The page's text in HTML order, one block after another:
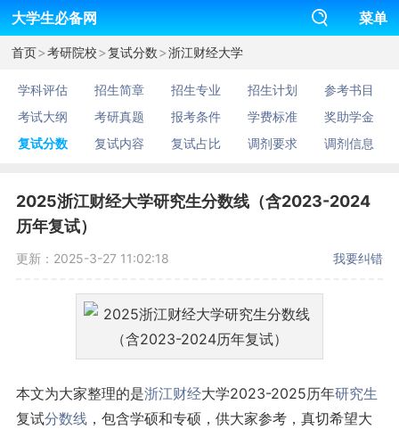
大学生必备网 菜单
首页>考研院校>复试分数>浙江财经大学
学科评估 招生简章 招生专业 招生计划
参考书目
考试大纲
考研真题 报考条件 学费标准
奖助学金
复试分数
复试内容 复试占比 调剂要求 调剂信息
2025浙江财经大学研究生分数线（含2023-2024
历年复试）
更新：2025-3-27 11:02:18 我要纠错
本文为大家整理的是浙江财经大学2023-2025历年研究生
复试分数线，包含学硕和专硕，供大家参考，真切希望大